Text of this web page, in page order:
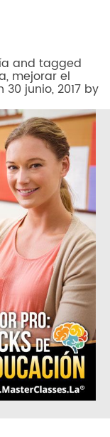
and tagged
, mejorar el
30 junio, 2017 by